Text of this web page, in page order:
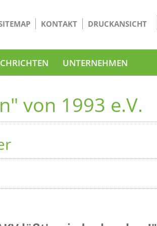
KONTAKT DRUCKANSICHT
UNTERNEHMEN
von 1993 e.V.